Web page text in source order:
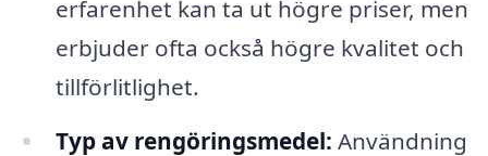
erfarenhet kan ta ut högre priser, men
erbjuder ofta också högre kvalitet och
tillförlitlighet.
Typ av rengöringsmedel: Användning